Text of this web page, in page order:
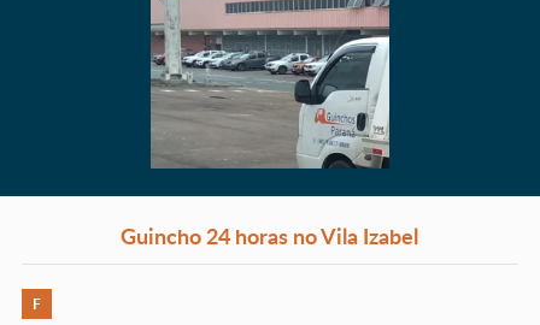
Guincho 24 horas no Vila Izabel
F